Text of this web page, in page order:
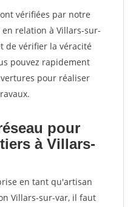
vérifiées par notre
relation à Villars-sur-
de vérifier la véracité
pouvez rapidement
pour réaliser
pour
à Villars-
en tant qu'artisan
Villars-sur-var, il faut